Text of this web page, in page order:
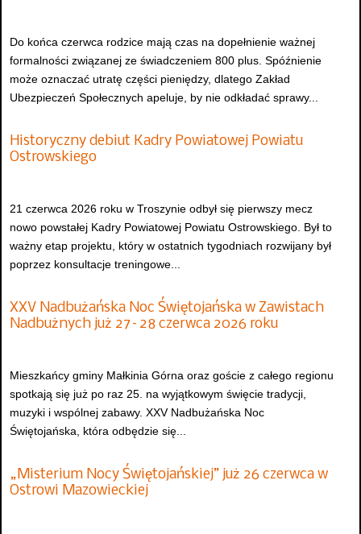
Do końca czerwca rodzice mają czas na dopełnienie ważnej
formalności związanej ze świadczeniem 800 plus. Spóźnienie
może oznaczać utratę części pieniędzy, dlatego Zakład
Ubezpieczeń Społecznych apeluje, by nie odkładać sprawy...
Historyczny debiut Kadry Powiatowej Powiatu
Ostrowskiego
21 czerwca 2026 roku w Troszynie odbył się pierwszy mecz
nowo powstałej Kadry Powiatowej Powiatu Ostrowskiego. Był to
ważny etap projektu, który w ostatnich tygodniach rozwijany był
poprzez konsultacje treningowe...
XXV Nadbużańska Noc Świętojańska w Zawistach
Nadbużnych już 27–28 czerwca 2026 roku
Mieszkańcy gminy Małkinia Górna oraz goście z całego regionu
spotkają się już po raz 25. na wyjątkowym święcie tradycji,
muzyki i wspólnej zabawy. XXV Nadbużańska Noc
Świętojańska, która odbędzie się...
„Misterium Nocy Świętojańskiej” już 26 czerwca w
Ostrowi Mazowieckiej